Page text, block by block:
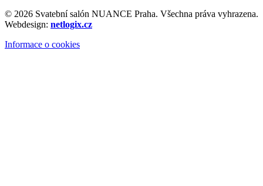
© 2026 Svatební salón NUANCE Praha. Všechna práva vyhrazena.
Webdesign: netlogix.cz
Informace o cookies